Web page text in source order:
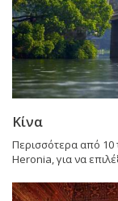
Κίνα
Περισσότερα από 10
Heronia, για να